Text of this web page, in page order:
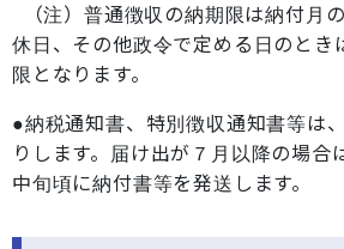
（注）普通徴収の納期限は納付月
休日、その他政令で定める日のとき
限となります。
●納税通知書、特別徴収通知書等は
りします。届け出が７月以降の場合
中旬頃に納付書等を発送します。